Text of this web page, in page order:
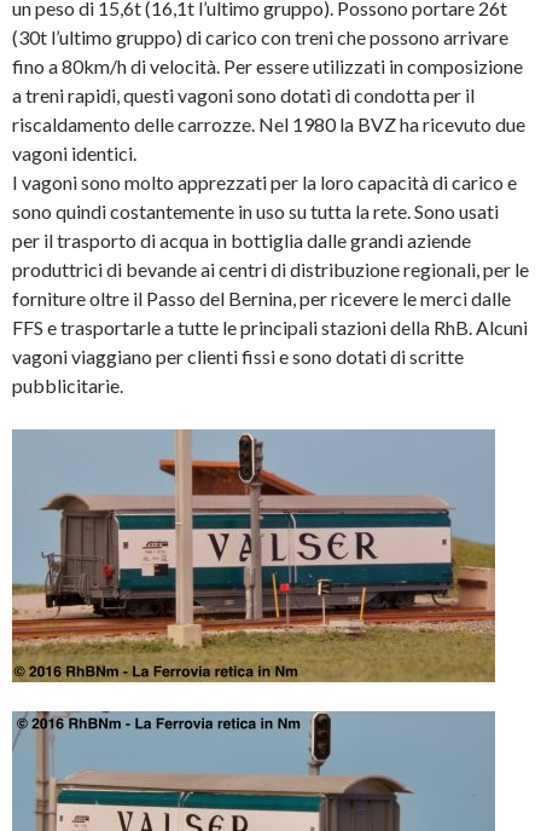
un peso di 15,6t (16,1t l’ultimo gruppo). Possono portare 26t
(30t l’ultimo gruppo) di carico con treni che possono arrivare
fino a 80km/h di velocità. Per essere utilizzati in composizione
a treni rapidi, questi vagoni sono dotati di condotta per il
riscaldamento delle carrozze. Nel 1980 la BVZ ha ricevuto due
vagoni identici.
I vagoni sono molto apprezzati per la loro capacità di carico e
sono quindi costantemente in uso su tutta la rete. Sono usati
per il trasporto di acqua in bottiglia dalle grandi aziende
produttrici di bevande ai centri di distribuzione regionali, per le
forniture oltre il Passo del Bernina, per ricevere le merci dalle
FFS e trasportarle a tutte le principali stazioni della RhB. Alcuni
vagoni viaggiano per clienti fissi e sono dotati di scritte
pubblicitarie.